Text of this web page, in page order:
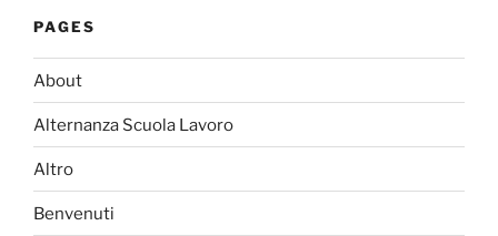
PAGES
About
Alternanza Scuola Lavoro
Altro
Benvenuti